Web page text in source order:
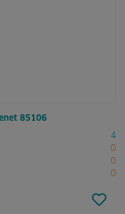
85106
4
0
0
0